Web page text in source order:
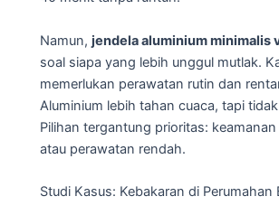
Namun, jendela aluminium minimalis
soal siapa yang lebih unggul mutlak.
memerlukan perawatan rutin dan
Aluminium lebih tahan cuaca, tapi
Pilihan tergantung prioritas:
atau perawatan rendah.
Studi Kasus: Kebakaran di Perumahan